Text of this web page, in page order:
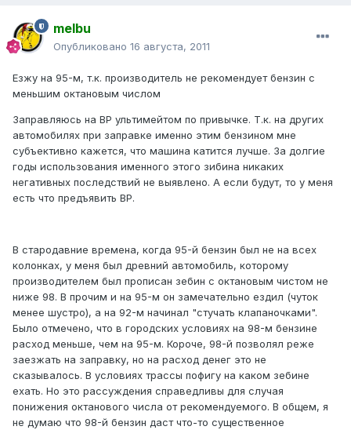
melbu
Опубликовано 16 августа, 2011
Езжу на 95-м, т.к. производитель не рекомендует бензин с
меньшим октановым числом
Заправляюсь на BP ультимейтом по привычке. Т.к. на других
автомобилях при заправке именно этим бензином мне
субъективно кажется, что машина катится лучше. За долгие
годы использования именного этого зибина никаких
негативных последствий не выявлено. А если будут, то у меня
есть что предъявить BP.
В стародавние времена, когда 95-й бензин был не на всех
колонках, у меня был древний автомобиль, которому
производителем был прописан зебин с октановым чистом не
ниже 98. В прочим и на 95-м он замечательно ездил (чуток
менее шустро), а на 92-м начинал "стучать клапаночками".
Было отмечено, что в городских условиях на 98-м бензине
расход меньше, чем на 95-м. Короче, 98-й позволял реже
заезжать на заправку, но на расход денег это не
сказывалось. В условиях трассы пофигу на каком зебине
ехать. Но это рассуждения справедливы для случая
понижения октанового числа от рекомендуемого. В общем, я
не думаю что 98-й бензин даст что-то существенное